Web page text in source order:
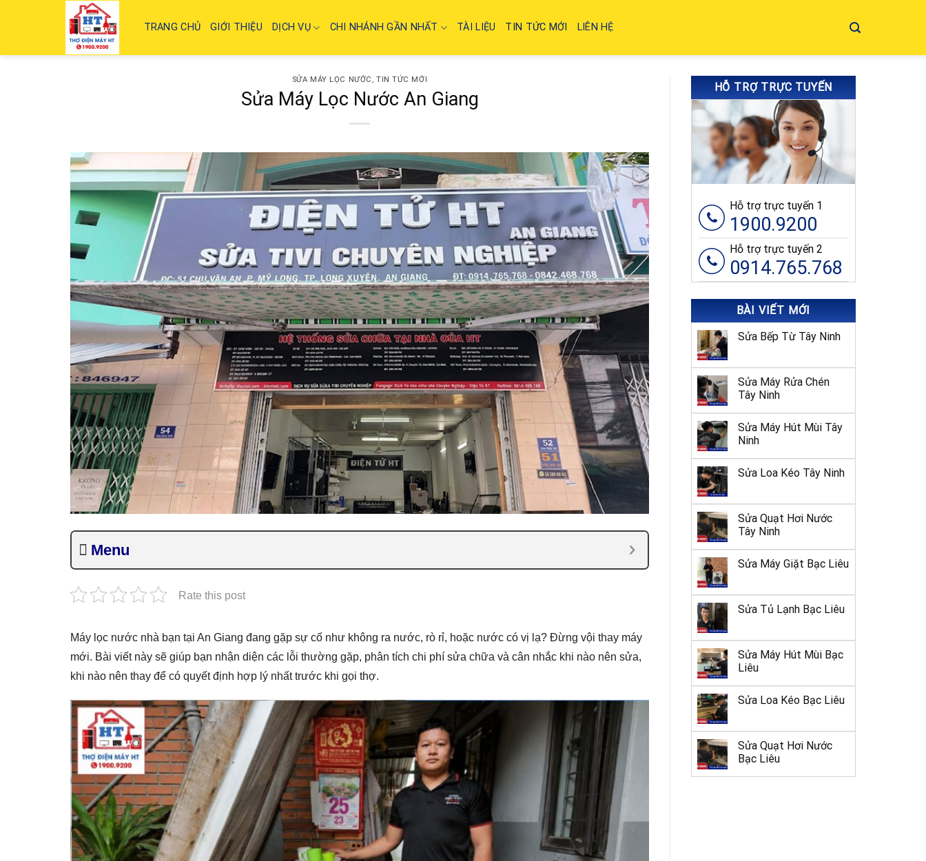
TRANG CHỦ GIỚI THIỆU DỊCH VỤ CHI NHÁNH GẦN NHẤT TÀI LIỆU TIN TỨC MỚI LIÊN HỆ
SỬA MÁY LỌC NƯỚC , TIN TỨC MỚI
Sửa Máy Lọc Nước An Giang
Menu
Rate this post
Máy lọc nước nhà bạn tại An Giang đang gặp sự cố như không ra nước, rò rỉ, hoặc nước có vị lạ? Đừng vội thay máy
mới. Bài viết này sẽ giúp bạn nhận diện các lỗi thường gặp, phân tích chi phí sửa chữa và cân nhắc khi nào nên sửa,
khi nào nên thay để có quyết định hợp lý nhất trước khi gọi thợ.
HỖ TRỢ TRỰC TUYẾN
Hỗ trợ trực tuyến 1
1900.9200
Hỗ trợ trực tuyến 2
0914.765.768
BÀI VIẾT MỚI
Sửa Bếp Từ Tây Ninh
Sửa Máy Rửa Chén
Tây Ninh
Sửa Máy Hút Mùi Tây
Ninh
Sửa Loa Kéo Tây Ninh
Sửa Quạt Hơi Nước
Tây Ninh
Sửa Máy Giặt Bạc Liêu
Sửa Tủ Lạnh Bạc Liêu
Sửa Máy Hút Mùi Bạc
Liêu
Sửa Loa Kéo Bạc Liêu
Sửa Quạt Hơi Nước
Bạc Liêu